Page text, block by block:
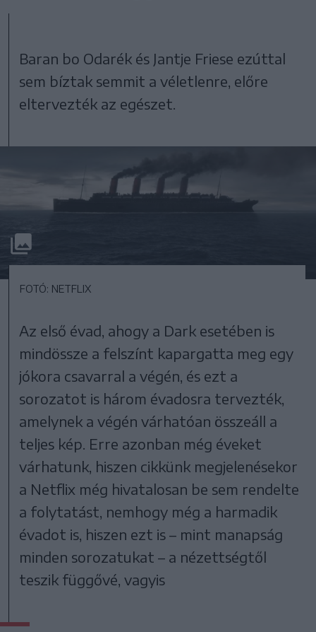
Baran bo Odarék és Jantje Friese ezúttal
sem bíztak semmit a véletlenre, előre
eltervezték az egészet.
FOTÓ: NETFLIX
Az első évad, ahogy a Dark esetében is
mindössze a felszínt kapargatta meg egy
jókora csavarral a végén, és ezt a
sorozatot is három évadosra tervezték,
amelynek a végén várhatóan összeáll a
teljes kép. Erre azonban még éveket
várhatunk, hiszen cikkünk megjelenésekor
a Netflix még hivatalosan be sem rendelte
a folytatást, nemhogy még a harmadik
évadot is, hiszen ezt is – mint manapság
minden sorozatukat – a nézettségtől
teszik függővé, vagyis